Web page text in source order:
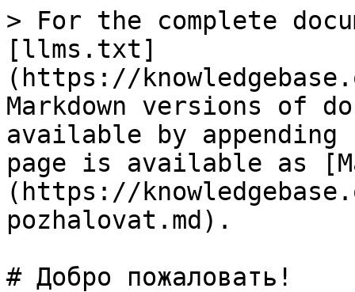
> For the complete
[llms.txt]
(https://
Markdown versions of
available by
page is available as
(https://
pozhalovat.md).
# Добро пожаловать!